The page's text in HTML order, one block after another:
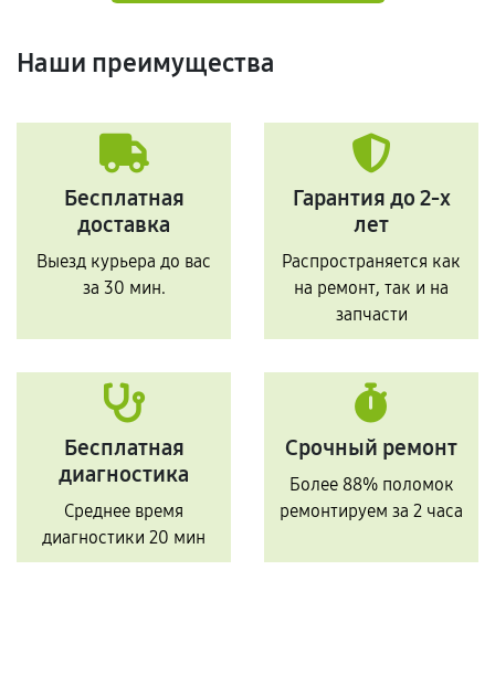
Наши преимущества
Бесплатная
доставка
Выезд курьера до вас
за 30 мин.
Гарантия до 2-х
лет
Распространяется как
на ремонт, так и на
запчасти
Бесплатная
диагностика
Среднее время
диагностики 20 мин
Срочный ремонт
Более 88% поломок
ремонтируем за 2 часа